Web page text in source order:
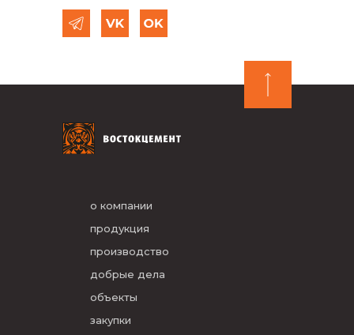
о компании
продукция
производство
добрые дела
объекты
закупки